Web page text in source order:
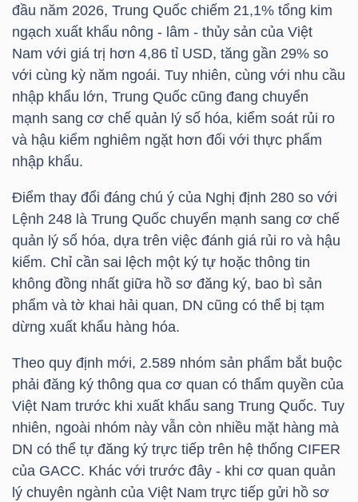
đầu năm 2026, Trung Quốc chiếm 21,1% tổng kim
ngạch xuất khẩu nông - lâm - thủy sản của Việt
Nam với giá trị hơn 4,86 tỉ USD, tăng gần 29% so
với cùng kỳ năm ngoái. Tuy nhiên, cùng với nhu cầu
nhập khẩu lớn, Trung Quốc cũng đang chuyển
mạnh sang cơ chế quản lý số hóa, kiểm soát rủi ro
và hậu kiểm nghiêm ngặt hơn đối với thực phẩm
nhập khẩu.
Điểm thay đổi đáng chú ý của Nghị định 280 so với
Lệnh 248 là Trung Quốc chuyển mạnh sang cơ chế
quản lý số hóa, dựa trên việc đánh giá rủi ro và hậu
kiểm. Chỉ cần sai lệch một ký tự hoặc thông tin
không đồng nhất giữa hồ sơ đăng ký, bao bì sản
phẩm và tờ khai hải quan, DN cũng có thể bị tạm
dừng xuất khẩu hàng hóa.
Theo quy định mới, 2.589 nhóm sản phẩm bắt buộc
phải đăng ký thông qua cơ quan có thẩm quyền của
Việt Nam trước khi xuất khẩu sang Trung Quốc. Tuy
nhiên, ngoài nhóm này vẫn còn nhiều mặt hàng mà
DN có thể tự đăng ký trực tiếp trên hệ thống CIFER
của GACC. Khác với trước đây - khi cơ quan quản
lý chuyên ngành của Việt Nam trực tiếp gửi hồ sơ
THẾ
GIỚI
ĐÔNG
DƯƠNG
CHÍNH
CÁ
NHÂN
PHÂN
VIETSTOCKFINANCE